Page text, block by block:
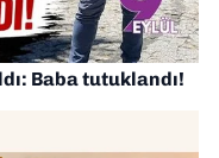
Baba tutuklandı!